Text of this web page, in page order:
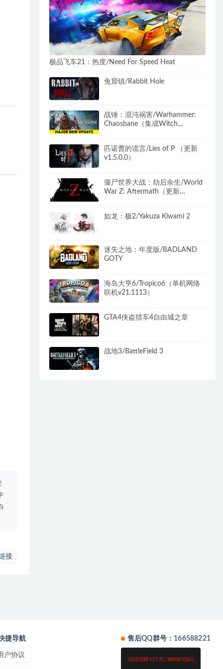
接
极品飞车21：热度/Need For Speed Heat
兔窟镇/Rabbit Hole
战锤：混沌祸害/Warhammer:
Chaosbane（集成Witch
匹诺曹的谎言/Lies of P （更新
v1.5.0.0）
僵尸世界大战：劫后余生/World
War Z: Aftermath（更新
如龙：极2/Yakuza Kiwami 2
迷失之地：年度版/BADLAND
GOTY
海岛大亨6/Tropico6（单机网络
联机v21.1113）
GTA4侠盗猎车4自由城之章
战地3/BattleField 3
捷导航
户协议
售后QQ群号：166588221